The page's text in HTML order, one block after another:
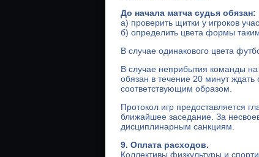
До начала матча судья обязан:
а) проверить щитки у игроков
б) определить цвета формы
В случае одинакового цвета
В случае неприбытия команды
обязан в течение 20 минут ждать
соответствующим образом.
Протокол игр предоставляется
ближайшее заседание. За
дисциплинарным санкциям.
9. Оплата расходов.
Коллективы физкультуры и